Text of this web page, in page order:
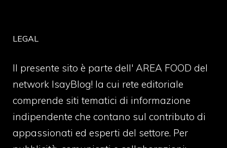
LEGAL
Il presente sito è parte dell' AREA FOOD del
network IsayBlog! la cui rete editoriale
comprende siti tematici di informazione
indipendente che contano sul contributo di
appassionati ed esperti del settore. Per